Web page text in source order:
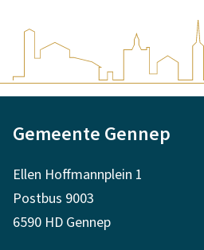
m
Gemeente Gennep
Ellen Hoffmannplein 1
Postbus 9003
6590 HD Gennep